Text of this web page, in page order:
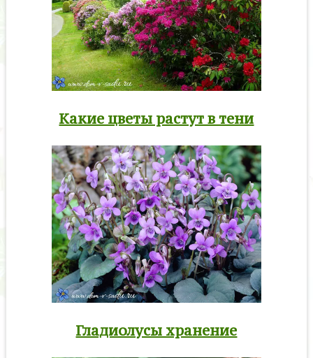
Какие цветы растут в тени
Гладиолусы хранение